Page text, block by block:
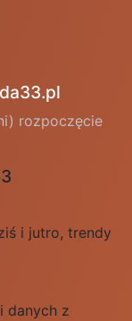
rozpoczęcie
i jutro, trendy
danych z